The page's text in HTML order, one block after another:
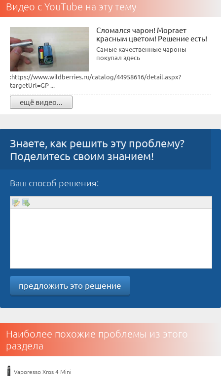
Видео с YouTube на эту тему
Сломался чарон! Моргает
красным цветом! Решение есть!
Самые качественные чароны
покупал здесь
:https://www.wildberries.ru/catalog/44958616/detail.aspx?
targetUrl=GP ...
ещё видео...
Знаете, как решить эту проблему?
Поделитесь своим знанием!
Ваш способ решения:
предложить это решение
Наиболее похожие проблемы из этого
раздела
Vaporesso Xros 4 Mini